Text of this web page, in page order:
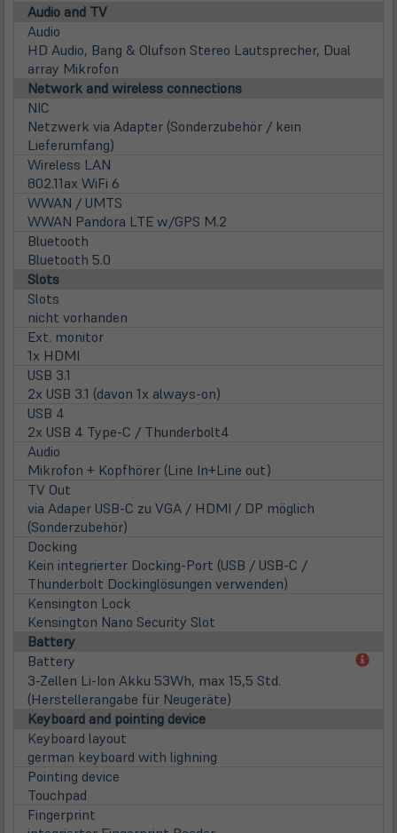
Audio and TV
Audio
HD Audio, Bang & Olufson Stereo Lautsprecher, Dual
array Mikrofon
Network and wireless connections
NIC
Netzwerk via Adapter (Sonderzubehör / kein
Lieferumfang)
Wireless LAN
802.11ax WiFi 6
WWAN / UMTS
WWAN Pandora LTE w/GPS M.2
Bluetooth
Bluetooth 5.0
Slots
Slots
nicht vorhanden
Ext. monitor
1x HDMI
USB 3.1
2x USB 3.1 (davon 1x always-on)
USB 4
2x USB 4 Type-C / Thunderbolt4
Audio
Mikrofon + Kopfhörer (Line In+Line out)
TV Out
via Adaper USB-C zu VGA / HDMI / DP möglich
(Sonderzubehör)
Docking
Kein integrierter Docking-Port (USB / USB-C /
Thunderbolt Dockinglösungen verwenden)
Kensington Lock
Kensington Nano Security Slot
Battery
Battery
3-Zellen Li-Ion Akku 53Wh, max 15,5 Std.
(Herstellerangabe für Neugeräte)
Keyboard and pointing device
Keyboard layout
german keyboard with lighning
Pointing device
Touchpad
Fingerprint